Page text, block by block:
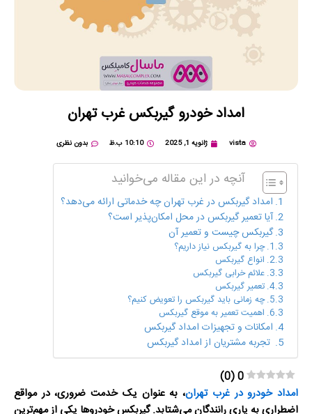
امداد خودرو گیربکس غرب تهران
vista ژانویه 1, 2025 10:10 ب.ظ بدون نظری
آنچه در این مقاله می‌خوانید
امداد گیربکس در غرب تهران چه خدماتی ارائه می‌دهد؟
آیا تعمیر گیربکس در محل امکان‌پذیر است؟
گیربکس چیست و تعمیر آن
چرا به گیربکس نیاز داریم؟
انواع گیربکس
علائم خرابی گیربکس
تعمیر گیربکس
چه زمانی باید گیربکس را تعویض کنیم؟
اهمیت تعمیر به موقع گیربکس
امکانات و تجهیزات امداد گیربکس
تجربه مشتریان از امداد گیربکس
0
(
0
)
امداد خودرو در غرب تهران، به عنوان یک خدمت ضروری، در مواقع
اضطراری به یاری رانندگان می‌شتابد. گیربکس خودروها یکی از مهم‌ترین